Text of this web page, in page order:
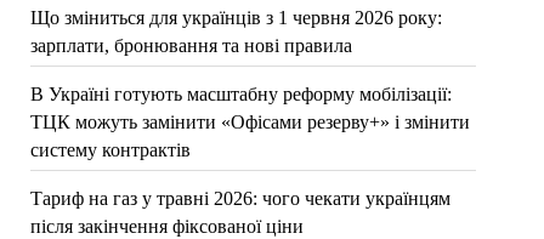
Що зміниться для українців з 1 червня 2026 року:
зарплати, бронювання та нові правила
В Україні готують масштабну реформу мобілізації:
ТЦК можуть замінити «Офісами резерву+» і змінити
систему контрактів
Тариф на газ у травні 2026: чого чекати українцям
після закінчення фіксованої ціни